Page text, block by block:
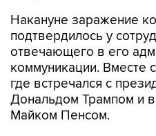
Накануне заражение
подтвердилось у
отвечающего в его
коммуникации.
где встречался с
Дональдом Трампом и
Майком Пенсом.